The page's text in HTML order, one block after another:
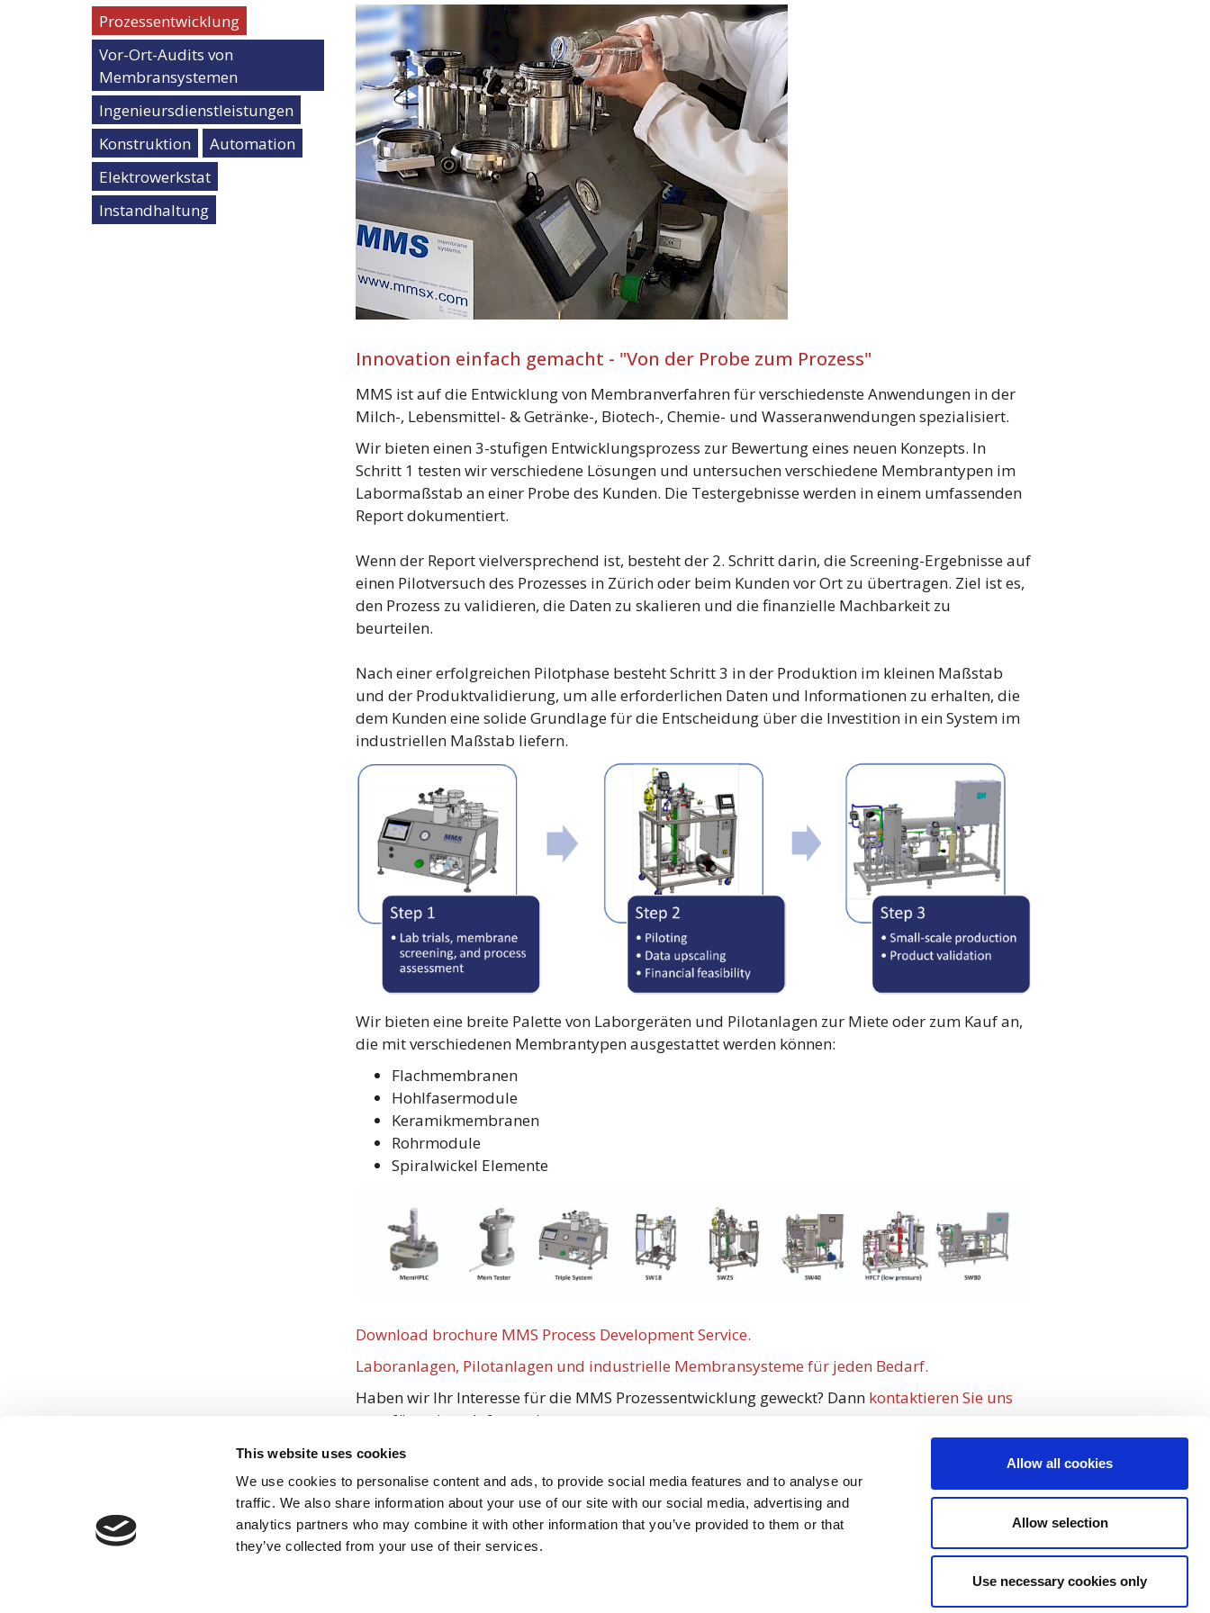
This website uses cookies
We use cookies to personalise content and ads, to provide social media features and to analyse our
traffic. We also share information about your use of our site with our social media, advertising and
analytics partners who may combine it with other information that you’ve provided to them or that
they’ve collected from your use of their services.
Allow all cookies
Allow selection
Use necessary cookies only
Prozessentwicklung
Vor-Ort-Audits von
Membransystemen
Ingenieursdienstleistungen
Konstruktion
Automation
Elektrowerkstat
Instandhaltung
Innovation einfach gemacht - "Von der Probe zum Prozess"
MMS ist auf die Entwicklung von Membranverfahren für verschiedenste Anwendungen in der
Milch-, Lebensmittel- & Getränke-, Biotech-, Chemie- und Wasseranwendungen spezialisiert.
Wir bieten einen 3-stufigen Entwicklungsprozess zur Bewertung eines neuen Konzepts. In
Schritt 1 testen wir verschiedene Lösungen und untersuchen verschiedene Membrantypen im
Labormaßstab an einer Probe des Kunden. Die Testergebnisse werden in einem umfassenden
Report dokumentiert.
Wenn der Report vielversprechend ist, besteht der 2. Schritt darin, die Screening-Ergebnisse auf
einen Pilotversuch des Prozesses in Zürich oder beim Kunden vor Ort zu übertragen. Ziel ist es,
den Prozess zu validieren, die Daten zu skalieren und die finanzielle Machbarkeit zu
beurteilen.
Nach einer erfolgreichen Pilotphase besteht Schritt 3 in der Produktion im kleinen Maßstab
und der Produktvalidierung, um alle erforderlichen Daten und Informationen zu erhalten, die
dem Kunden eine solide Grundlage für die Entscheidung über die Investition in ein System im
industriellen Maßstab liefern.
Wir bieten eine breite Palette von Laborgeräten und Pilotanlagen zur Miete oder zum Kauf an,
die mit verschiedenen Membrantypen ausgestattet werden können:
Flachmembranen
Hohlfasermodule
Keramikmembranen
Rohrmodule
Spiralwickel Elemente
Download brochure MMS Process Development Service.
Laboranlagen, Pilotanlagen und industrielle Membransysteme für jeden Bedarf.
Haben wir Ihr Interesse für die MMS Prozessentwicklung geweckt? Dann kontaktieren Sie uns
gern für weitere Informationen.